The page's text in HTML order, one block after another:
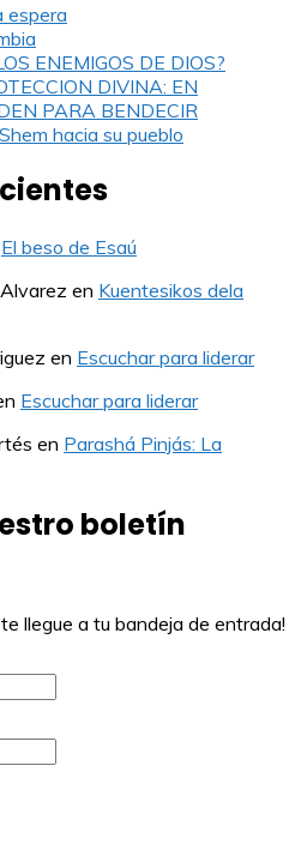
espera
ENEMIGOS DE DIOS?
DIVINA: EN
PARA BENDECIR
hacia su pueblo
El beso de Esaú
en Kuentesikos dela
en Escuchar para liderar
Escuchar para liderar
en Parashá Pinjás: La
boletín
llegue a tu bandeja de entrada!